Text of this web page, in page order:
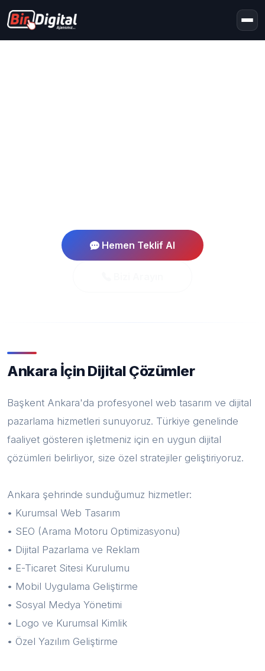
Hemen Teklif Al
Ankara İçin Dijital Çözümler
Başkent Ankara'da profesyonel web tasarım ve dijital
pazarlama hizmetleri sunuyoruz. Türkiye genelinde
faaliyet gösteren işletmeniz için en uygun dijital
çözümleri belirliyor, size özel stratejiler geliştiriyoruz.
Ankara şehrinde sunduğumuz hizmetler:
• Kurumsal Web Tasarım
• SEO (Arama Motoru Optimizasyonu)
• Dijital Pazarlama ve Reklam
• E-Ticaret Sitesi Kurulumu
• Mobil Uygulama Geliştirme
• Sosyal Medya Yönetimi
• Logo ve Kurumsal Kimlik
• Özel Yazılım Geliştirme